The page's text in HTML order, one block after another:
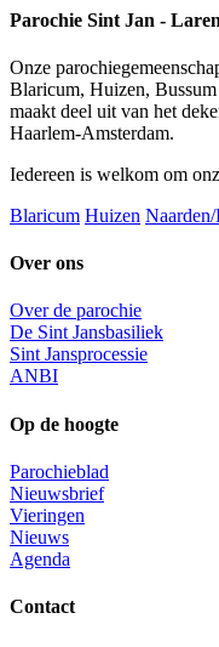
Parochie Sint Jan - Laren
Onze
Blaricum, Huizen,
maakt deel uit van het
Haarlem-Amsterdam.
Iedereen is welkom om
Blaricum Huizen
Over ons
Over de parochie
De Sint Jansbasiliek
Sint Jansprocessie
ANBI
Op de hoogte
Parochieblad
Nieuwsbrief
Vieringen
Nieuws
Agenda
Contact